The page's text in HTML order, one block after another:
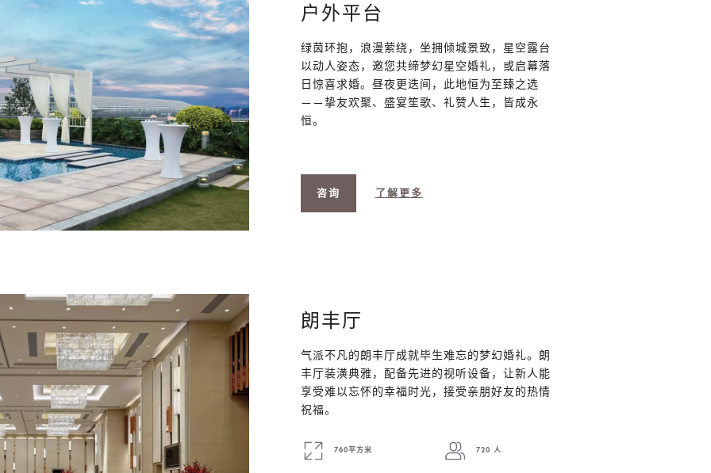
户外平台
绿茵环抱，浪漫萦绕，坐拥倾城景致，星空露台
以动人姿态，邀您共缔梦幻星空婚礼，或启幕落
日惊喜求婚。昼夜更迭间，此地恒为至臻之选
——挚友欢聚、盛宴笙歌、礼赞人生，皆成永
恒。
咨询 了解更多
朗丰厅
气派不凡的朗丰厅成就毕生难忘的梦幻婚礼。朗
丰厅装潢典雅，配备先进的视听设备，让新人能
享受难以忘怀的幸福时光，接受亲朋好友的热情
祝福。
760平方米 720 人